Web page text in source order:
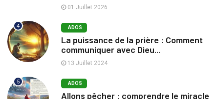
01 Juillet 2026
4 ADOS
La puissance de la prière : Comment
communiquer avec Dieu...
13 Juillet 2024
5 ADOS
Allons pêcher : comprendre le miracle